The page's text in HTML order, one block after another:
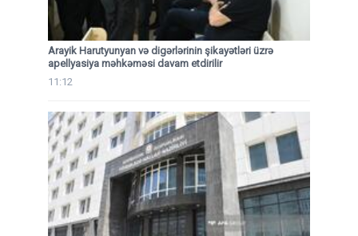
Arayik Harutyunyan və digərlərinin şikayətləri üzrə
apellyasiya məhkəməsi davam etdirilir
11:12